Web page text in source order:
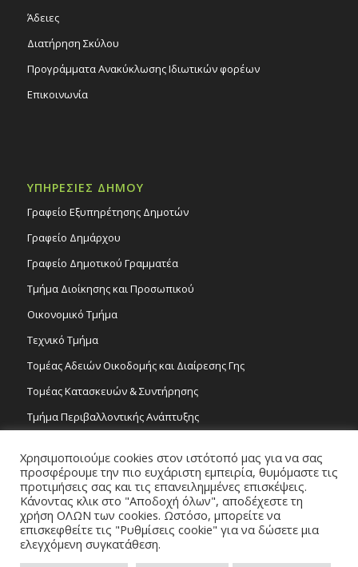
Άδειες
Διατήρηση Σκύλου
Προγράμματα Ανακύκλωσης Ιδιωτικών φορέων
Επικοινωνία
ΥΠΗΡΕΣΙΕΣ ΔΗΜΟΥ
Γραφείο Εξυπηρέτησης Δημοτών
Γραφείο Δημάρχου
Γραφείο Δημοτικού Γραμματέα
Τμήμα Διοίκησης και Προσωπικού
Οικονομικό Τμήμα
Τεχνικό Τμήμα
Τομέας Αδειών Οικοδομής και Διαίρεσης Γης
Τομέας Κατασκευών & Συντήρησης
Τμήμα Περιβαλλοντικής Ανάπτυξης
Τομέας Γραμμάτων και Τεχνών
Τροχονομία
Χρησιμοποιούμε cookies στον ιστότοπό μας για να σας
προσφέρουμε την πιο ευχάριστη εμπειρία, θυμόμαστε τις
προτιμήσεις σας και τις επανειλημμένες επισκέψεις.
Κάνοντας κλικ στο "Αποδοχή όλων", αποδέχεστε τη
χρήση ΟΛΩΝ των cookies. Ωστόσο, μπορείτε να
επισκεφθείτε τις "Ρυθμίσεις cookie" για να δώσετε μια
ελεγχόμενη συγκατάθεση.